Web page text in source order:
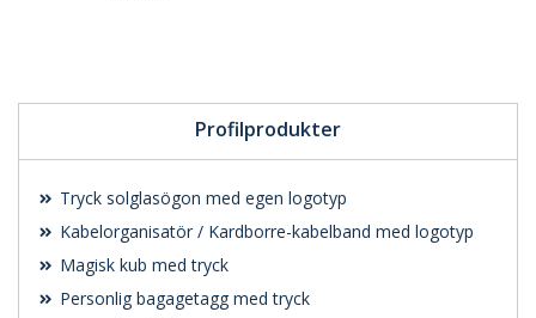
Profilprodukter
Tryck solglasögon med egen logotyp
Kabelorganisatör / Kardborre-kabelband med logotyp
Magisk kub med tryck
Personlig bagagetagg med tryck